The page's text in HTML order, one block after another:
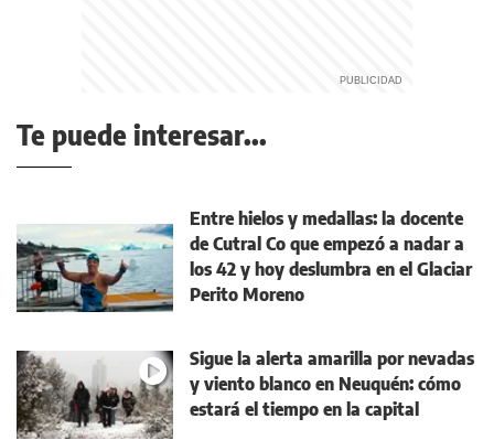
Te puede interesar...
Entre hielos y medallas: la docente
de Cutral Co que empezó a nadar a
los 42 y hoy deslumbra en el Glaciar
Perito Moreno
Sigue la alerta amarilla por nevadas
y viento blanco en Neuquén: cómo
estará el tiempo en la capital